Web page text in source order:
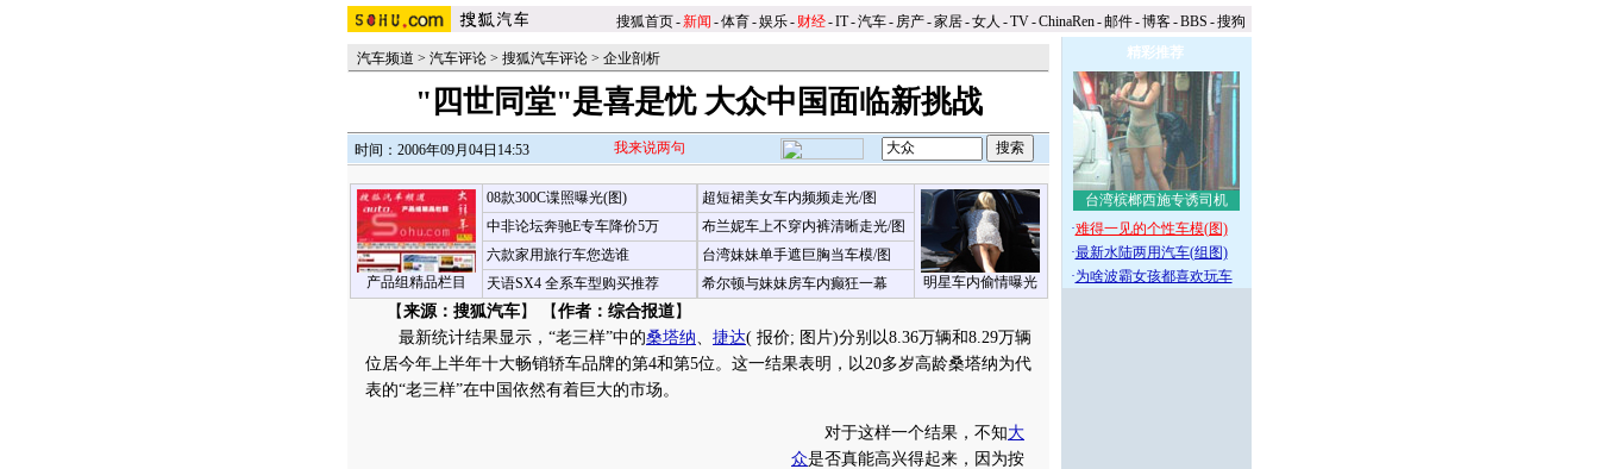
搜狐首页-新闻 -体育-娱乐- 财经-IT-汽车- 房产-家居-女人 -TV-ChinaRen-邮件-博客-BBS -搜狗
汽车频道 > 汽车评论 > 搜狐汽车评论 > 企业剖析
"四世同堂"是喜是忧 大众中国面临新挑战
时间：2006年09月04日14:53 我来说两句
产品组精品栏目
08款300C谍照曝光(图)
中非论坛奔驰E专车降价5万
六款家用旅行车您选谁
天语SX4 全系车型购买推荐
超短裙美女车内频频走光/图
明星车内偷情曝光
布兰妮车上不穿内裤清晰走光/图
台湾妹妹单手遮巨胸当车模/图
希尔顿与妹妹房车内癫狂一幕
【来源：搜狐汽车】 【作者：综合报道】
最新统计结果显示，“老三样”中的桑塔纳、 捷达( 报价; 图片)分别以8.36万辆和8.29万辆
位居今年上半年十大畅销轿车品牌的第4和第5位。这一结果表明，以20多岁高龄桑塔纳为代
表的“老三样”在中国依然有着巨大的市场。
对于这样一个结果，不知大
众是否真能高兴得起来，因为按
精彩推荐
台湾槟榔西施专诱司机
·难得一见的个性车模(图)
·最新水陆两用汽车(组图)
·为啥波霸女孩都喜欢玩车